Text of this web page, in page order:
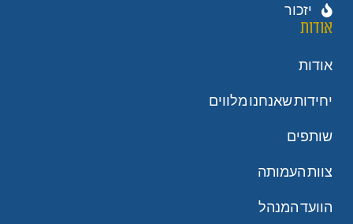
יזכור
אודות
אודות
יחידות שאנחנו מלווים
שותפים
צוות העמותה
הוועד המנהל